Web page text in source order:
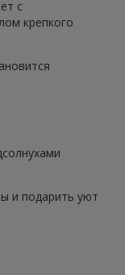
с
крепкого
и подарить уют